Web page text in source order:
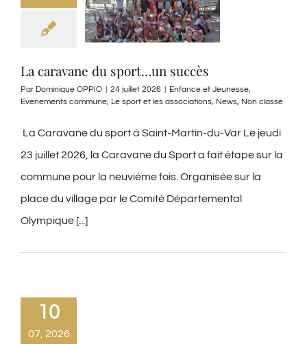
La caravane du sport…un succès
Par Dominique OPPIO 24 juillet 2026 Enfance et Jeunesse,
Evènements commune, Le sport et les associations, News, Non classé
La Caravane du sport à Saint-Martin-du-Var Le jeudi
23 juillet 2026, la Caravane du Sport a fait étape sur la
commune pour la neuvième fois. Organisée sur la
place du village par le Comité Départemental
Olympique [...]
10
07, 2026